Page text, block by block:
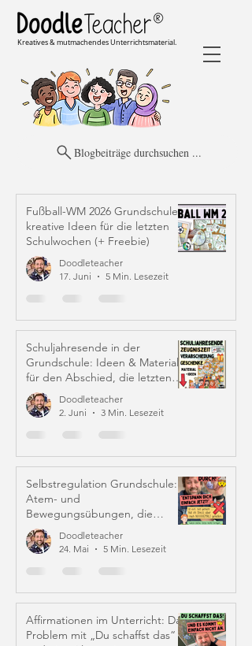
Kreatives & mutmachendes Unterrichtsmaterial.
Blogbeiträge durchsuchen ...
Fußball-WM 2026 Grundschule:
kreative Ideen für die letzten
Schulwochen (+ Freebie)
Doodleteacher
17. Juni
5 Min. Lesezeit
Schuljahresende in der
Grundschule: Ideen & Material
für den Abschied, die letzten
Schulwochen und Zeugniszeit
Doodleteacher
2. Juni
3 Min. Lesezeit
Selbstregulation Grundschule:
Atem- und
Bewegungsübungen, die
wirklich helfenDoodleteacher
24. Mai
5 Min. Lesezeit
Affirmationen im Unterricht: Das
Problem mit „Du schaffst das“